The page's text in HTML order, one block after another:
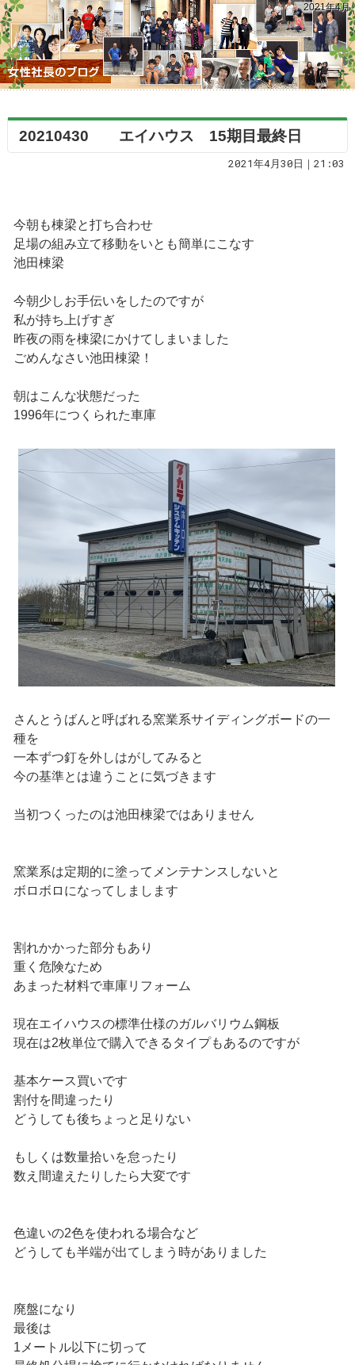
2021年4月
20210430 エイハウス 15期目最終日
2021年4月30日｜21:03
今朝も棟梁と打ち合わせ
足場の組み立て移動をいとも簡単にこなす
池田棟梁
今朝少しお手伝いをしたのですが
私が持ち上げすぎ
昨夜の雨を棟梁にかけてしまいました
ごめんなさい池田棟梁！
朝はこんな状態だった
1996年につくられた車庫
さんとうばんと呼ばれる窯業系サイディングボードの一
種を
一本ずつ釘を外しはがしてみると
今の基準とは違うことに気づきます
当初つくったのは池田棟梁ではありません
窯業系は定期的に塗ってメンテナンスしないと
ボロボロになってしまします
割れかかった部分もあり
重く危険なため
あまった材料で車庫リフォーム
現在エイハウスの標準仕様のガルバリウム鋼板
現在は2枚単位で購入できるタイプもあるのですが
基本ケース買いです
割付を間違ったり
どうしても後ちょっと足りない
もしくは数量拾いを怠ったり
数え間違えたりしたら大変です
色違いの2色を使われる場合など
どうしても半端が出てしまう時がありました
廃盤になり
最後は
1メートル以下に切って